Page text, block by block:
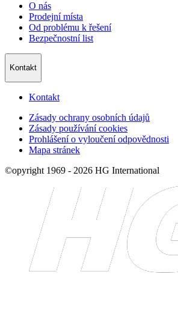
O nás
Prodejní místa
Od problému k řešení
Bezpečnostní list
Kontakt
Kontakt
Zásady ochrany osobních údajů
Zásady používání cookies
Prohlášení o vyloučení odpovědnosti
Mapa stránek
©opyright 1969 - 2026 HG International